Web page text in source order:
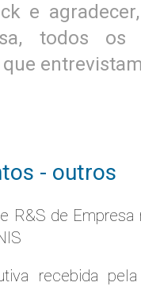
e
todos os
- outros
R&S de Empresa
recebida